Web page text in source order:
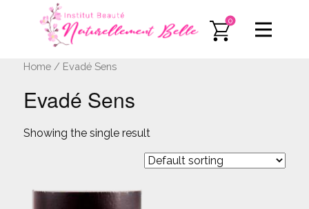
0
Home / Evadé Sens
Evadé Sens
Showing the single result